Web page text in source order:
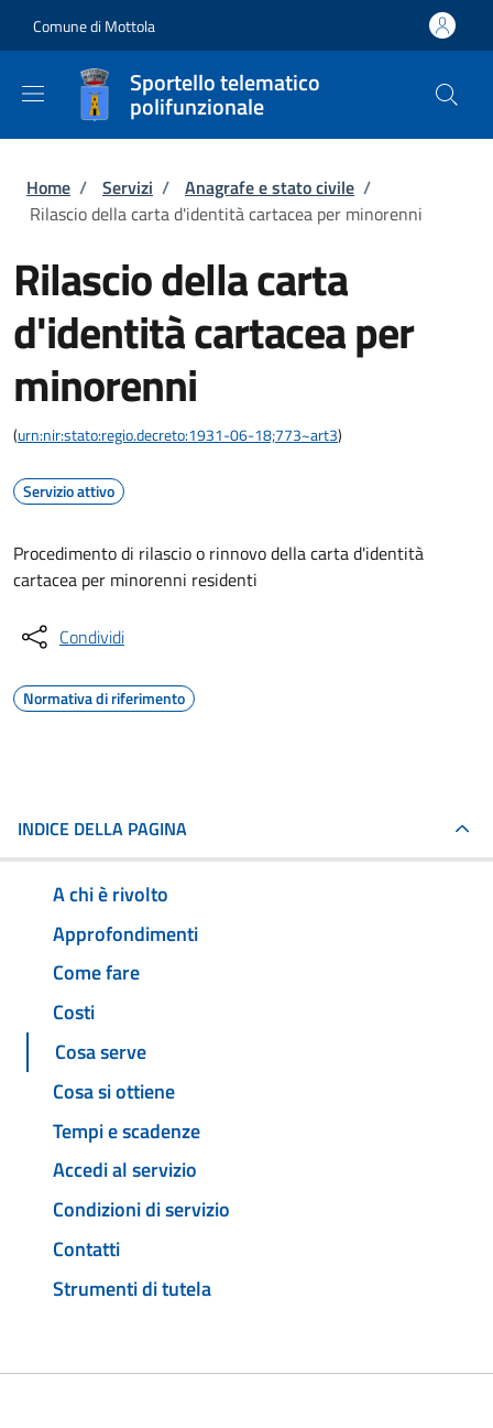
Comune di Mottola
Sportello telematico
polifunzionale
Briciole di pane
Home / Servizi / Anagrafe e stato civile /
Rilascio della carta d'identità cartacea per minorenni
Rilascio della carta
d'identità cartacea per
minorenni
(urn:nir:stato:regio.decreto:1931-06-18;773~art3)
Servizio attivo
Procedimento di rilascio o rinnovo della carta d'identità
cartacea per minorenni residenti
Condividi
Normativa di riferimento
INDICE DELLA PAGINA
A chi è rivolto
Approfondimenti
Come fare
Costi
Cosa serve
Cosa si ottiene
Tempi e scadenze
Accedi al servizio
Condizioni di servizio
Contatti
Strumenti di tutela